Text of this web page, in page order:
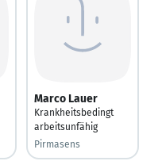
Marco Lauer
Krankheitsbedingt
arbeitsunfähig
Pirmasens